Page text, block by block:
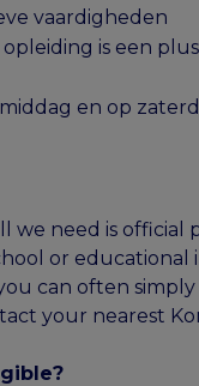
vaardigheden
is een
en op
we need is
or
can often
your nearest